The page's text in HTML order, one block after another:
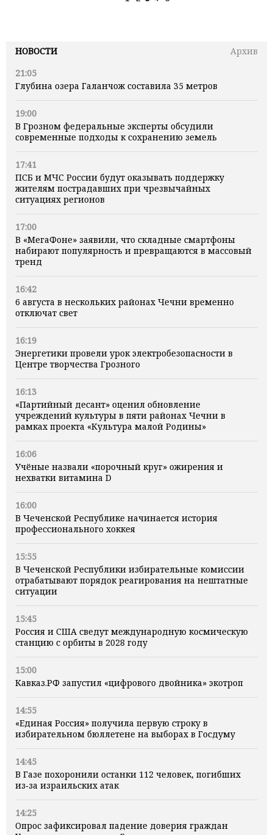
НОВОСТИ
Архив
21:05
Глубина озера Галанчож составила 35 метров
19:00
В Грозном федеральные эксперты обсудили
современные подходы к сохранению земель
17:41
ПСБ и МЧС России будут оказывать поддержку
жителям пострадавших при чрезвычайных
ситуациях регионов
17:00
В «МегаФоне» заявили, что складные смартфоны
набирают популярность и превращаются в массовый
тренд
16:42
6 августа в нескольких районах Чечни временно
отключат свет
16:19
Энергетики провели урок электробезопасности в
Центре творчества Грозного
16:13
«Партийный десант» оценил обновление
учреждений культуры в пяти районах Чечни в
рамках проекта «Культура малой Родины»
16:06
Учёные назвали «порочный круг» ожирения и
нехватки витамина D
16:00
В Чеченской Республике начинается история
профессионального хоккея
15:55
В Чеченской Республики избирательные комиссии
отрабатывают порядок реагирования на нештатные
ситуации
15:45
Россия и США сведут международную космическую
станцию с орбиты в 2028 году
15:00
Кавказ.РФ запустил «цифрового двойника» экотроп
14:55
«Единая Россия» получила первую строку в
избирательном бюллетене на выборах в Госдуму
14:45
В Газе похоронили останки 112 человек, погибших
из‑за израильских атак
14:25
Опрос зафиксировал падение доверия граждан